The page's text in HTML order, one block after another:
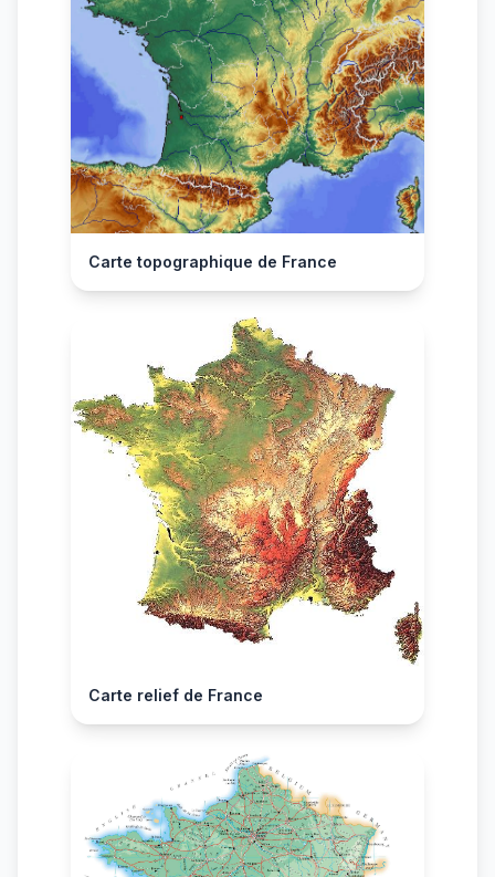
Carte topographique de France
Carte relief de France